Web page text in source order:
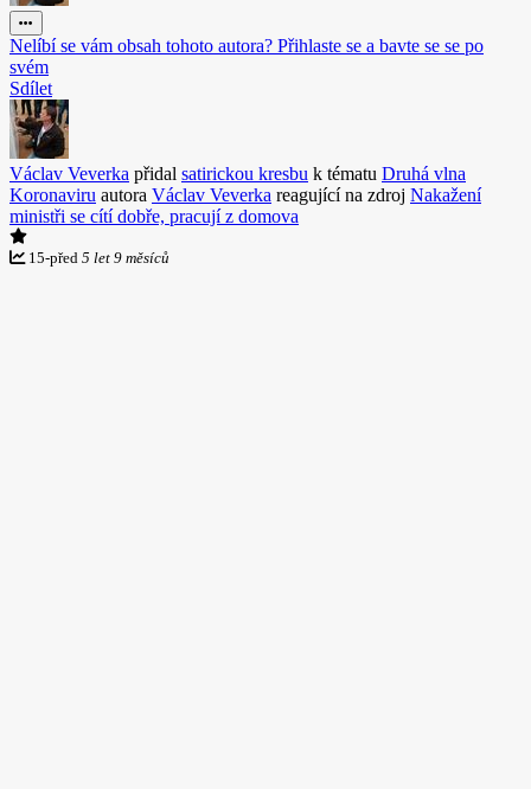
Nelíbí se vám obsah tohoto autora? Přihlaste se a bavte se se po
svém
Sdílet
Václav Veverka přidal satirickou kresbu k tématu Druhá vlna
Koronaviru autora Václav Veverka reagující na zdroj Nakažení
ministři se cítí dobře, pracují z domova
15-před 5 let 9 měsíců